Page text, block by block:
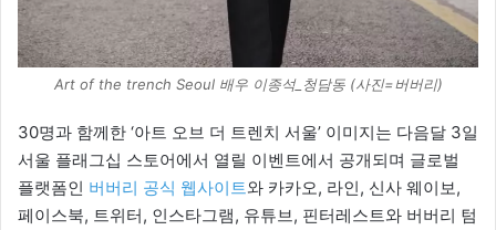
Art of the trench Seoul 배우 이종석_청담동 (사진=버버리)
30명과 함께한 ‘아트 오브 더 트렌치 서울’ 이미지는 다음달 3일
서울 플래그십 스토어에서 열릴 이벤트에서 공개되며 글로벌
플랫폼인 버버리 공식 웹사이트와 카카오, 라인, 신사 웨이보,
페이스북, 트위터, 인스타그램, 유튜브, 핀터레스트와 버버리 텀